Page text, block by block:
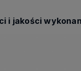
i jakości